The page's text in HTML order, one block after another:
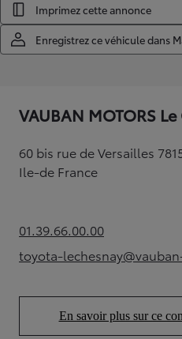
Imprimez cette annonce
Enregistrez ce véhicule dans
VAUBAN MOTORS
60 bis rue de Versailles
Ile-de France
01.39.66.00.00(Opens in new tab)
toyota-
(Opens
En savoir plus sur ce